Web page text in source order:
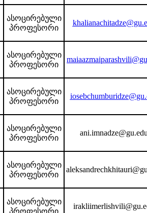
ასოცირებული
პროფესორი
ასოცირებული
პროფესორი
ასოცირებული
პროფესორი
ასოცირებული
პროფესორი
ასოცირებული
პროფესორი
ასოცირებული
პროფესორი